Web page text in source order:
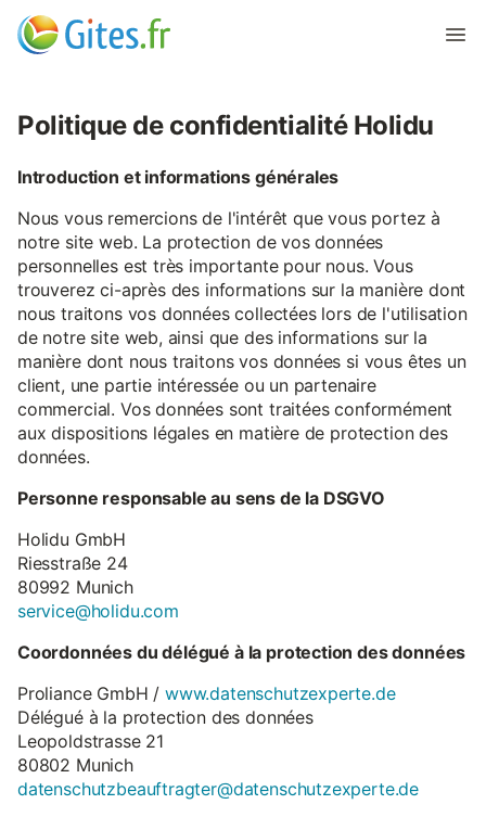
Politique de confidentialité Holidu
Introduction et informations générales
Nous vous remercions de l'intérêt que vous portez à
notre site web. La protection de vos données
personnelles est très importante pour nous. Vous
trouverez ci-après des informations sur la manière dont
nous traitons vos données collectées lors de l'utilisation
de notre site web, ainsi que des informations sur la
manière dont nous traitons vos données si vous êtes un
client, une partie intéressée ou un partenaire
commercial. Vos données sont traitées conformément
aux dispositions légales en matière de protection des
données.
Personne responsable au sens de la DSGVO
Holidu GmbH
Riesstraße 24
80992 Munich
service@holidu.com
Coordonnées du délégué à la protection des données
Proliance GmbH /www.datenschutzexperte.de
Délégué à la protection des données
Leopoldstrasse 21
80802 Munich
datenschutzbeauftragter@datenschutzexperte.de